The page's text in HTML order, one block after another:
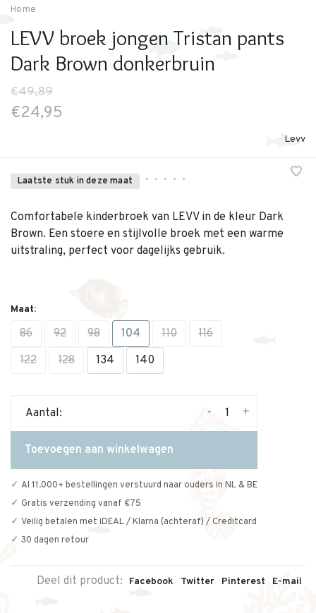
Home
LEVV broek jongen Tristan pants
Dark Brown donkerbruin
€49,89
€24,95
Levv
Laatste stuk in deze maat • • • • •
Comfortabele kinderbroek van LEVV in de kleur Dark
Brown. Een stoere en stijlvolle broek met een warme
uitstraling, perfect voor dagelijks gebruik.
Maat:
86 92 98 104 110
116
122
128 134 140
Aantal: +
-
Toevoegen aan winkelwagen
Al 11.000+ bestellingen verstuurd naar ouders in NL & BE
Gratis verzending vanaf €75
Veilig betalen met iDEAL / Klarna (achteraf) / Creditcard
30 dagen retour
Deel dit product: Facebook Twitter Pinterest E-mail